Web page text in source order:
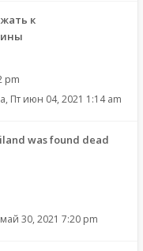
к
pm
, Пт июн 04, 2021 1:14 am
was found dead
30, 2021 7:20 pm